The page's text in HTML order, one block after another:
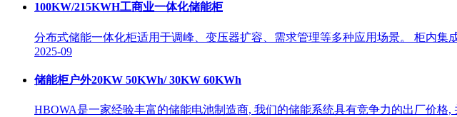
100KW/215KWH工商业一体化储能柜
分布式储能一体化柜适用于调峰、变压器扩容、需求管理等多种应用场景。 柜内集
2025-09
储能柜户外20KW 50KWh/ 30KW 60KWh
HBOWA是一家经验丰富的储能电池制造商, 我们的储能系统具有竞争力的出厂价